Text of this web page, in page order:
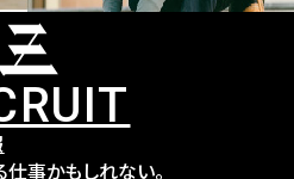
仕事かもしれない。